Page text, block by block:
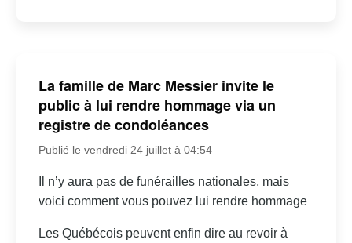
La famille de Marc Messier invite le
public à lui rendre hommage via un
registre de condoléances
Publié le vendredi 24 juillet à 04:54
Il n’y aura pas de funérailles nationales, mais
voici comment vous pouvez lui rendre hommage
Les Québécois peuvent enfin dire au revoir à